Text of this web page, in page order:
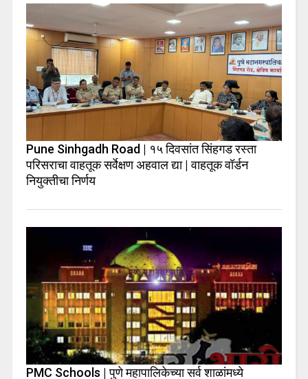
Pune Sinhgadh Road | १५ दिवसांत सिंहगड रस्ता
परिसराचा वाहतूक सर्वेक्षण अहवाल द्या | वाहतूक वॉर्डन
नियुक्तीचा निर्णय
PMC Schools | पुणे महापालिकेच्या सर्व शाळांमध्ये